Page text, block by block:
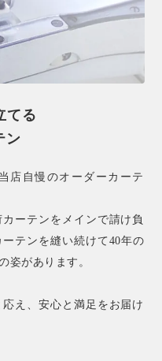
てる
ン
店自慢のオーダーカーテ
ーテンをメインで請け負
テンを縫い続けて40年の
姿があります。
え、安心と満足をお届け